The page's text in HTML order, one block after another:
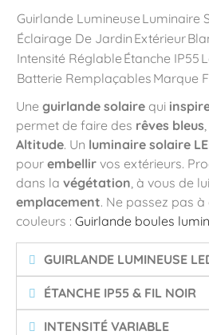
Guirlande Lumineuse Luminaire
Éclairage De Jardin Extérieur
Intensité Réglable Étanche IP55
Batterie Remplaçables Marque
Une guirlande solaire qui
permet de faire des rêves bleus
Altitude. Un luminaire solaire
pour embellir vos extérieurs.
dans la végétation , à vous de
emplacement. Ne passez pas
couleurs : Guirlande boules
GUIRLANDE LUMINEUSE
ÉTANCHE IP55 & FIL NOIR
INTENSITÉ VARIABLE